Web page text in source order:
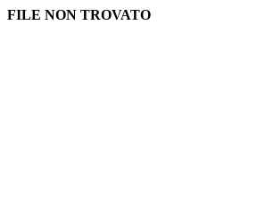
FILE NON TROVATO